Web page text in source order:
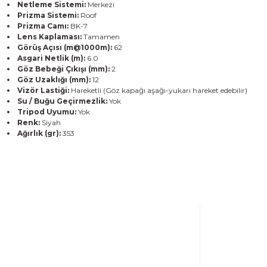
Netleme Sistemi: Merkezi
Prizma Sistemi: Roof
Prizma Camı: BK-7
Lens Kaplaması: Tamamen
Görüş Açısı (m@1000m): 62
Asgari Netlik (m): 6.0
Göz Bebeği Çıkışı (mm): 2
Göz Uzaklığı (mm): 12
Vizör Lastiği: Hareketli (Göz kapağı aşağı-yukarı hareket edebilir)
Su / Buğu Geçirmezlik: Yok
Tripod Uyumu: Yok
Renk: Siyah
Ağırlık (gr): 353